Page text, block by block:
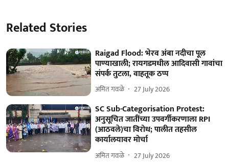
Related Stories
Raigad Flood: भेरव अंबा नदीचा पूल
पाण्याखाली; रायगडमधील आदिवासी गावांचा
संपर्क तुटला, वाहतूक ठप्प
अमित गवळे 27 July 2026
SC Sub-Categorisation Protest:
अनुसूचित जातींच्या उपवर्गीकरणाला RPI
(आठवले)चा विरोध; पालीत तहसील
कार्यालयावर मोर्चा
अमित गवळे 27 July 2026